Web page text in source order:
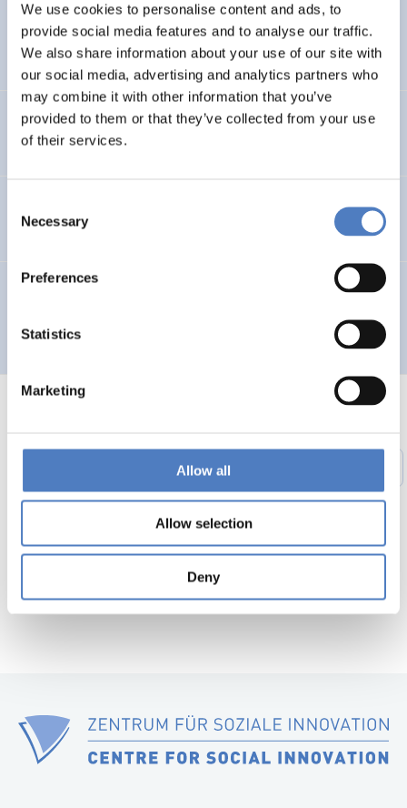
We use cookies to personalise content and ads, to
provide social media features and to analyse our traffic.
We also share information about your use of our site with
our social media, advertising and analytics partners who
may combine it with other information that you’ve
provided to them or that they’ve collected from your use
of their services.
Selection
Necessary
Preferences
Statistics
Marketing
Allow all
Allow selection
Deny
“Energiemanagement und Energieconsulting in
liberalisierten Märkten” (EMEC)
Der arbeitende Körper in der Informationsgesellschaft
Modulares Aufbausystem für jugendliche MigrantInnen
SOCIAL INCLUSION (INCL. MIGRATION)
page
48